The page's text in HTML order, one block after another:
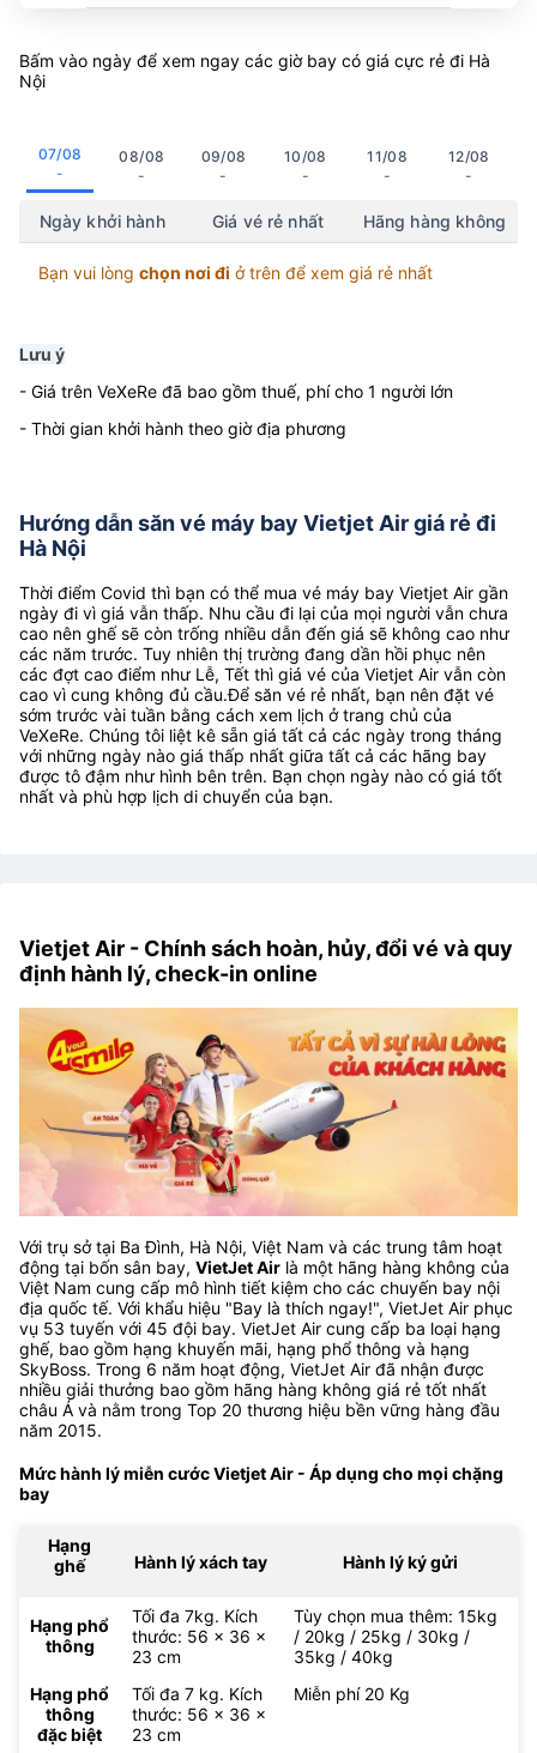
Bấm vào ngày để xem ngay các giờ bay có giá cực rẻ đi Hà
Nội
07/08
-
08/08
-
09/08
-
10/08
-
11/08
-
12/08
-
Ngày khởi hành Giá vé rẻ nhất Hãng hàng không
Bạn vui lòng chọn nơi đi ở trên để xem giá rẻ nhất
Lưu ý
- Giá trên VeXeRe đã bao gồm thuế, phí cho 1 người lớn
- Thời gian khởi hành theo giờ địa phương
Hướng dẫn săn vé máy bay Vietjet Air giá rẻ đi
Hà Nội
Thời điểm Covid thì bạn có thể mua vé máy bay Vietjet Air gần
ngày đi vì giá vẫn thấp. Nhu cầu đi lại của mọi người vẫn chưa
cao nên ghế sẽ còn trống nhiều dẫn đến giá sẽ không cao như
các năm trước. Tuy nhiên thị trường đang dần hồi phục nên
các đợt cao điểm như Lễ, Tết thì giá vé của Vietjet Air vẫn còn
cao vì cung không đủ cầu.Để săn vé rẻ nhất, bạn nên đặt vé
sớm trước vài tuần bằng cách xem lịch ở trang chủ của
VeXeRe. Chúng tôi liệt kê sẵn giá tất cả các ngày trong tháng
với những ngày nào giá thấp nhất giữa tất cả các hãng bay
được tô đậm như hình bên trên. Bạn chọn ngày nào có giá tốt
nhất và phù hợp lịch di chuyển của bạn.
Vietjet Air - Chính sách hoàn, hủy, đổi vé và quy
định hành lý, check-in online
Với trụ sở tại Ba Đình, Hà Nội, Việt Nam và các trung tâm hoạt
động tại bốn sân bay, VietJet Air là một hãng hàng không của
Việt Nam cung cấp mô hình tiết kiệm cho các chuyến bay nội
địa quốc tế. Với khẩu hiệu "Bay là thích ngay!", VietJet Air phục
vụ 53 tuyến với 45 đội bay. VietJet Air cung cấp ba loại hạng
ghế, bao gồm hạng khuyến mãi, hạng phổ thông và hạng
SkyBoss. Trong 6 năm hoạt động, VietJet Air đã nhận được
nhiều giải thưởng bao gồm hãng hàng không giá rẻ tốt nhất
châu Á và nằm trong Top 20 thương hiệu bền vững hàng đầu
năm 2015.
Mức hành lý miễn cước Vietjet Air - Áp dụng cho mọi chặng
bay
Hạng
ghế
Hành lý xách tay Hành lý ký gửi
Hạng phổ
thông
Tối đa 7kg. Kích
thước: 56 x 36 x
23 cm
Tùy chọn mua thêm: 15kg
/ 20kg / 25kg / 30kg /
35kg / 40kg
Hạng phổ
thông
đặc biệt
Tối đa 7 kg. Kích
thước: 56 x 36 x
23 cm
Miễn phí 20 Kg